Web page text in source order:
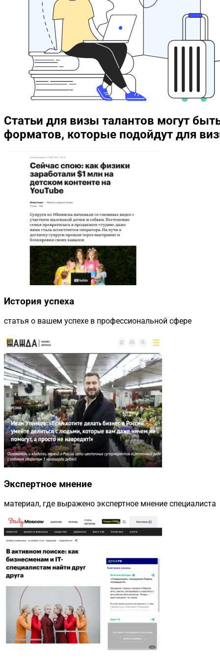
Статьи для визы талантов могут
форматов, которые подойдут для
История успеха
статья о вашем успехе в профессиональной сфере
Экспертное мнение
материал, где выражено экспертное мнение специалиста